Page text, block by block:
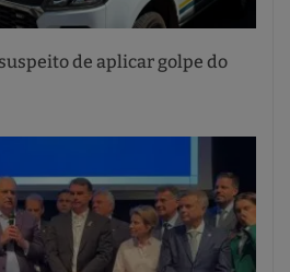
de aplicar golpe do